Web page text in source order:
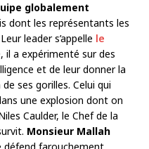
globalement
dont les représentants les
leader s’appelle le
il a expérimenté sur des
et de leur donner la
de ses gorilles. Celui qui
une explosion dont on
Caulder, le Chef de la
Monsieur Mallah